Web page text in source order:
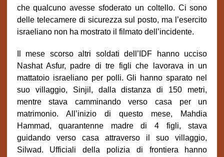
che qualcuno avesse sfoderato un coltello. Ci sono
delle telecamere di sicurezza sul posto, ma l’esercito
israeliano non ha mostrato il filmato dell’incidente.
Il mese scorso altri soldati dell’IDF hanno ucciso
Nashat Asfur, padre di tre figli che lavorava in un
mattatoio israeliano per polli. Gli hanno sparato nel
suo villaggio, Sinjil, dalla distanza di 150 metri,
mentre stava camminando verso casa per un
matrimonio. All’inizio di questo mese, Mahdia
Hammad, quarantenne madre di 4 figli, stava
guidando verso casa attraverso il suo villaggio,
Silwad. Ufficiali della polizia di frontiera hanno